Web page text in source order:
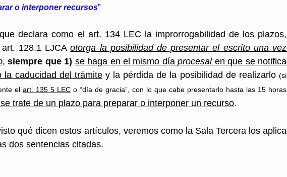
o interponer recursos”
declara como el art. 134 LEC la improrrogabilidad de los plazos,
128.1 LJCA otorga la posibilidad de presentar el escrito una vez
, siempre que 1) se haga en el mismo día procesal en que se notifica
la caducidad del trámite y la pérdida de la posibilidad de realizarlo (si
el art. 135 5 LEC o “día de gracia”, con lo que cabe presentarlo hasta las 15 horas
trate de un plazo para preparar o interponer un recurso.
qué dicen estos artículos, veremos como la Sala Tercera los aplica
dos sentencias citadas.